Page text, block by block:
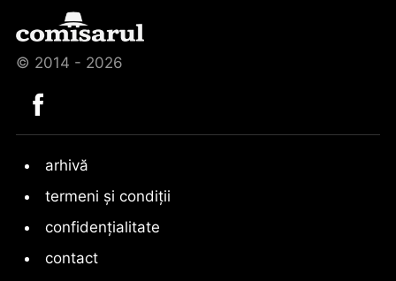
© 2014 - 2026
arhivă
termeni și condiții
confidențialitate
contact